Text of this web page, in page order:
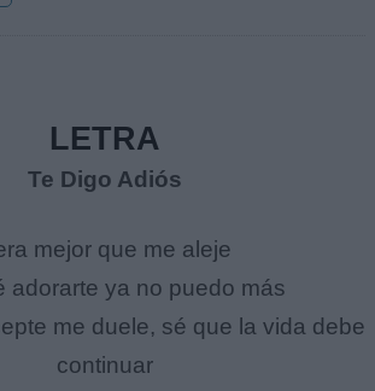
LETRA
Te Digo Adiós
mejor que me aleje
adorarte ya no puedo más
me duele, sé que la vida debe
continuar